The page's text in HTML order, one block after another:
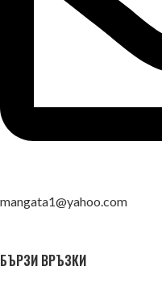
mangata1@yahoo.com
БЪРЗИ ВРЪЗКИ